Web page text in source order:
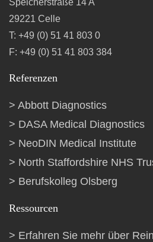
Speicherstraße 14 A
29221 Celle
T: +49 (0) 51 41 803 0
F: +49 (0) 51 41 803 384
Referenzen
Abbott Diagnostics
DASA Medical Diagnostics
NeoDIN Medical Institute
North Staffordshire NHS
Berufskolleg Olsberg
Ressourcen
Erfahren Sie mehr über